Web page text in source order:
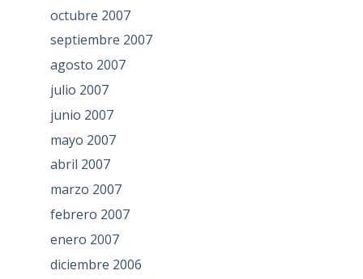
octubre 2007
septiembre 2007
agosto 2007
julio 2007
junio 2007
mayo 2007
abril 2007
marzo 2007
febrero 2007
enero 2007
diciembre 2006